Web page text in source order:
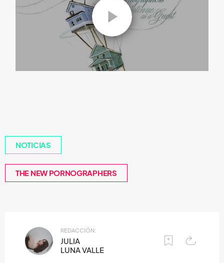
NOTICIAS
THE NEW PORNOGRAPHERS
REDACCIÓN:
JULIA
LUNA VALLE